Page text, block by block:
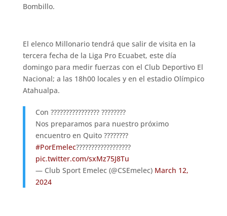
Bombillo.
El elenco Millonario tendrá que salir de visita en la
tercera fecha de la Liga Pro Ecuabet, este día
domingo para medir fuerzas con el Club Deportivo El
Nacional; a las 18h00 locales y en el estadio Olímpico
Atahualpa.
Con ???????????????? ????????
Nos preparamos para nuestro próximo
encuentro en Quito ????????
#PorEmelec??????????????????
pic.twitter.com/sxMz75J8Tu
— Club Sport Emelec (@CSEmelec) March 12,
2024